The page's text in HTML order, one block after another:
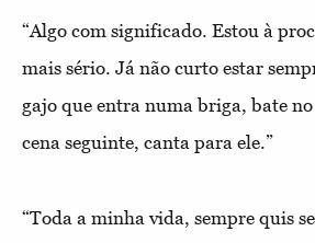
“Algo com significado. Estou à
mais sério. Já não curto estar
gajo que entra numa briga, bate
cena seguinte, canta para ele.”
“Toda a minha vida, sempre quis